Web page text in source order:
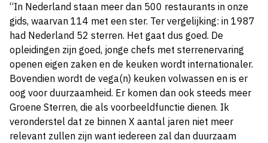
“In Nederland staan meer dan 500 restaurants in onze
gids, waarvan 114 met een ster. Ter vergelijking: in 1987
had Nederland 52 sterren. Het gaat dus goed. De
opleidingen zijn goed, jonge chefs met sterrenervaring
openen eigen zaken en de keuken wordt internationaler.
Bovendien wordt de vega(n) keuken volwassen en is er
oog voor duurzaamheid. Er komen dan ook steeds meer
Groene Sterren, die als voorbeeldfunctie dienen. Ik
veronderstel dat ze binnen X aantal jaren niet meer
relevant zullen zijn want iedereen zal dan duurzaam